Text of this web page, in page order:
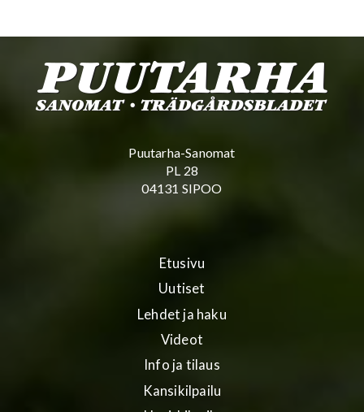
Puutarha-Sanomat
PL 28
04131 SIPOO
Etusivu
Uutiset
Lehdet ja haku
Videot
Info ja tilaus
Kansikilpailu